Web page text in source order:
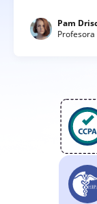
Pam
Profesora